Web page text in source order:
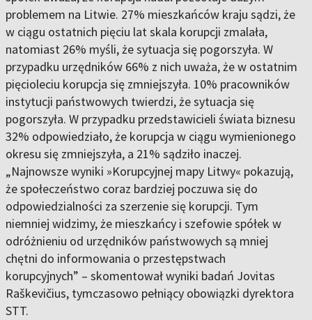
problemem na Litwie. 27% mieszkańców kraju sądzi, że
w ciągu ostatnich pięciu lat skala korupcji zmalała,
natomiast 26% myśli, że sytuacja się pogorszyła. W
przypadku urzędników 66% z nich uważa, że w ostatnim
pięcioleciu korupcja się zmniejszyła. 10% pracowników
instytucji państwowych twierdzi, że sytuacja się
pogorszyła. W przypadku przedstawicieli świata biznesu
32% odpowiedziało, że korupcja w ciągu wymienionego
okresu się zmniejszyła, a 21% sądziło inaczej.
„Najnowsze wyniki »Korupcyjnej mapy Litwy« pokazują,
że społeczeństwo coraz bardziej poczuwa się do
odpowiedzialności za szerzenie się korupcji. Tym
niemniej widzimy, że mieszkańcy i szefowie spółek w
odróżnieniu od urzędników państwowych są mniej
chętni do informowania o przestępstwach
korupcyjnych” – skomentował wyniki badań Jovitas
Raškevičius, tymczasowo pełniący obowiązki dyrektora
STT.